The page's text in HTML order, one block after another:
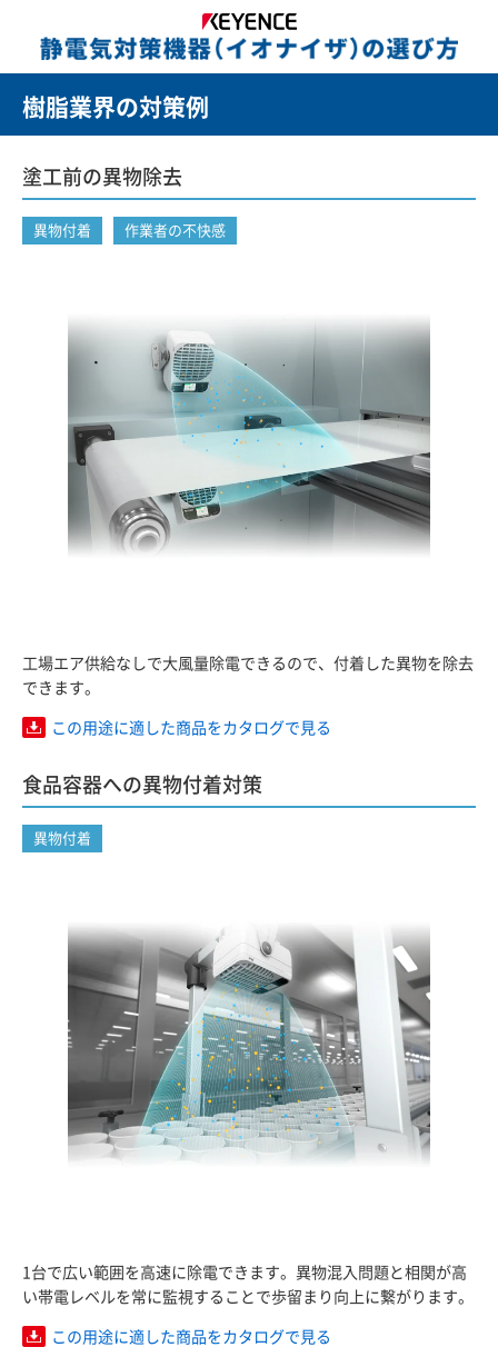
樹脂業界の対策例
塗工前の異物除去
異物付着 作業者の不快感
工場エア供給なしで大風量除電できるので、付着した異物を除去
できます。
この用途に適した商品をカタログで見る
食品容器への異物付着対策
異物付着
1台で広い範囲を高速に除電できます。異物混入問題と相関が高
い帯電レベルを常に監視することで歩留まり向上に繋がります。
この用途に適した商品をカタログで見る